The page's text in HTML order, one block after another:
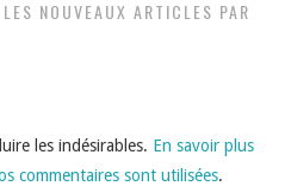
NOUVEAUX ARTICLES PAR
les indésirables. En savoir plus
commentaires sont utilisées.